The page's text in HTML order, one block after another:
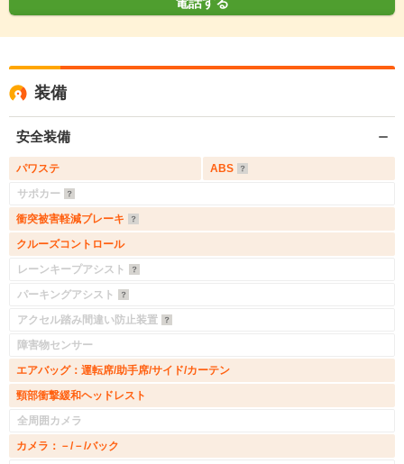
装備
安全装備
パワステ
ABS
サポカー
衝突被害軽減ブレーキ
クルーズコントロール
レーンキープアシスト
パーキングアシスト
アクセル踏み間違い防止装置
障害物センサー
エアバッグ：運転席/助手席/サイド/カーテン
頸部衝撃緩和ヘッドレスト
全周囲カメラ
カメラ：－/－/バック